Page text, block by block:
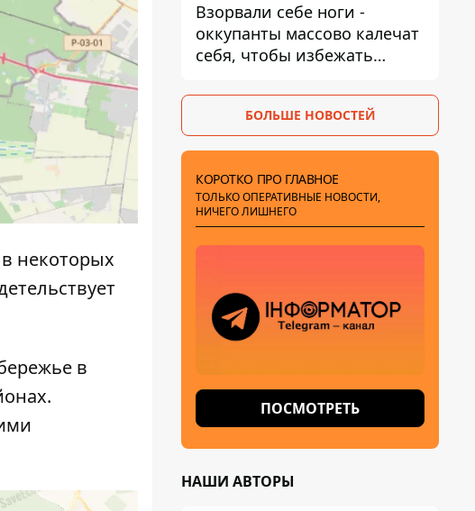
некоторых
в
Взорвали себе ноги -
оккупанты массово калечат
себя, чтобы избежать
БОЛЬШЕ НОВОСТЕЙ
КОРОТКО ПРО ГЛАВНОЕ
ТОЛЬКО ОПЕРАТИВНЫЕ НОВОСТИ,
НИЧЕГО ЛИШНЕГО
ПОСМОТРЕТЬ
НАШИ АВТОРЫ